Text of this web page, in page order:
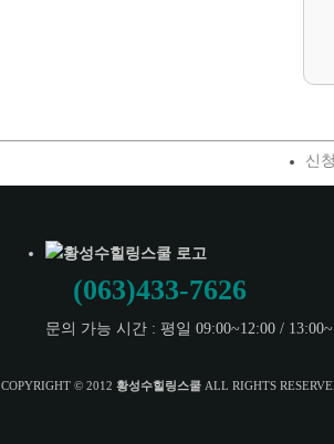
신
(063)433-7626
문의 가능 시간 : 평일 09:00~12:00 /
COPYRIGHT © 2012 황성수힐링스쿨 ALL RIGHTS